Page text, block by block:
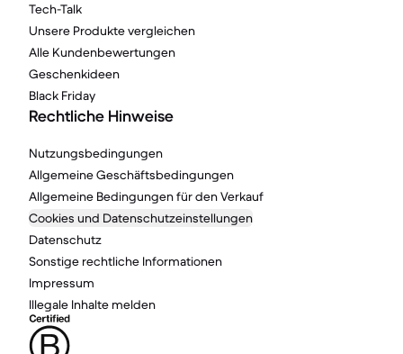
Tech-Talk
Unsere Produkte vergleichen
Alle Kundenbewertungen
Geschenkideen
Black Friday
Rechtliche Hinweise
Nutzungsbedingungen
Allgemeine Geschäftsbedingungen
Allgemeine Bedingungen für den Verkauf
Cookies und Datenschutzeinstellungen
Datenschutz
Sonstige rechtliche Informationen
Impressum
Illegale Inhalte melden